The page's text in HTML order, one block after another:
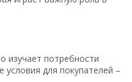
изучает потребности
условия для покупателей –